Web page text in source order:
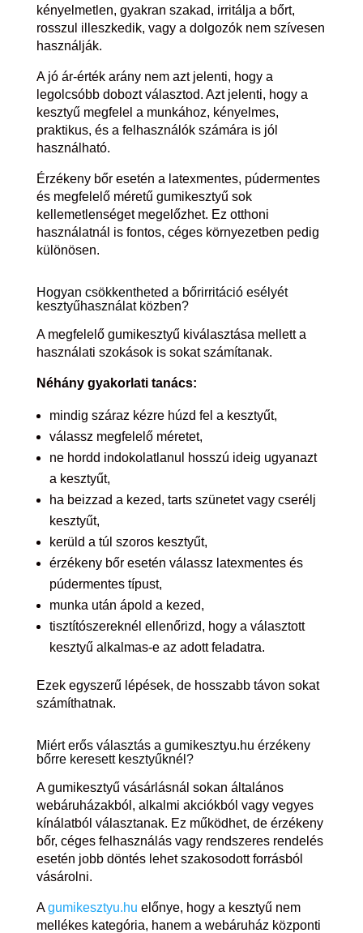
kényelmetlen, gyakran szakad, irritálja a bőrt,
rosszul illeszkedik, vagy a dolgozók nem szívesen
használják.
A jó ár-érték arány nem azt jelenti, hogy a
legolcsóbb dobozt választod. Azt jelenti, hogy a
kesztyű megfelel a munkához, kényelmes,
praktikus, és a felhasználók számára is jól
használható.
Érzékeny bőr esetén a latexmentes, púdermentes
és megfelelő méretű gumikesztyű sok
kellemetlenséget megelőzhet. Ez otthoni
használatnál is fontos, céges környezetben pedig
különösen.
Hogyan csökkentheted a bőrirritáció esélyét
kesztyűhasználat közben?
A megfelelő gumikesztyű kiválasztása mellett a
használati szokások is sokat számítanak.
Néhány gyakorlati tanács:
mindig száraz kézre húzd fel a kesztyűt,
válassz megfelelő méretet,
ne hordd indokolatlanul hosszú ideig ugyanazt
a kesztyűt,
ha beizzad a kezed, tarts szünetet vagy cserélj
kesztyűt,
kerüld a túl szoros kesztyűt,
érzékeny bőr esetén válassz latexmentes és
púdermentes típust,
munka után ápold a kezed,
tisztítószereknél ellenőrizd, hogy a választott
kesztyű alkalmas-e az adott feladatra.
Ezek egyszerű lépések, de hosszabb távon sokat
számíthatnak.
Miért erős választás a gumikesztyu.hu érzékeny
bőrre keresett kesztyűknél?
A gumikesztyű vásárlásnál sokan általános
webáruházakból, alkalmi akciókból vagy vegyes
kínálatból választanak. Ez működhet, de érzékeny
bőr, céges felhasználás vagy rendszeres rendelés
esetén jobb döntés lehet szakosodott forrásból
vásárolni.
Agumikesztyu.hu előnye, hogy a kesztyű nem
mellékes kategória, hanem a webáruház központi